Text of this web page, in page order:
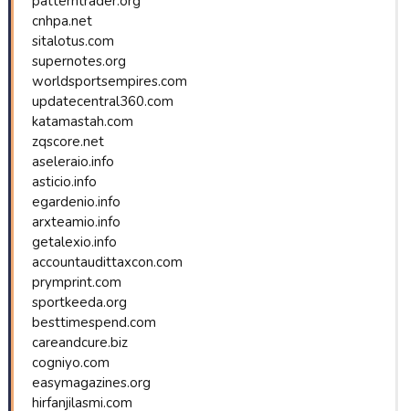
cnhpa.net
sitalotus.com
supernotes.org
worldsportsempires.com
updatecentral360.com
katamastah.com
zqscore.net
aseleraio.info
asticio.info
egardenio.info
arxteamio.info
getalexio.info
accountaudittaxcon.com
prymprint.com
sportkeeda.org
besttimespend.com
careandcure.biz
cogniyo.com
easymagazines.org
hirfanjilasmi.com